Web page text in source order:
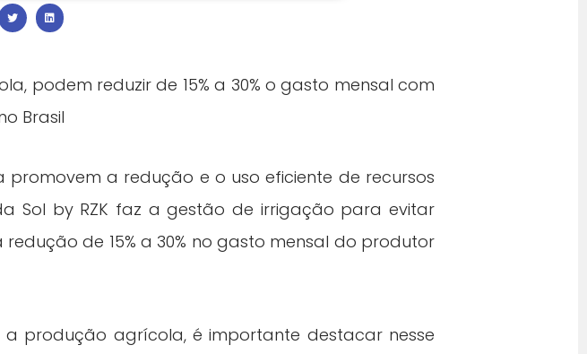
podem reduzir de 15% a 30% o gasto mensal com
Brasil
a redução e o uso eficiente de recursos
Sol by RZK faz a gestão de irrigação para evitar
de 15% a 30% no gasto mensal do produtor
produção agrícola, é importante destacar nesse